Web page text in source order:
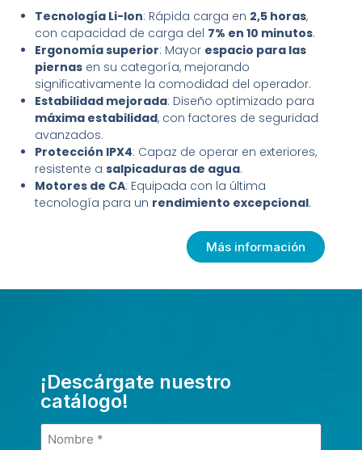
Tecnología Li-Ion: Rápida carga en 2,5 horas,
con capacidad de carga del 7% en 10 minutos.
Ergonomía superior: Mayor espacio para las
piernas en su categoría, mejorando
significativamente la comodidad del operador.
Estabilidad mejorada: Diseño optimizado para
máxima estabilidad, con factores de seguridad
avanzados.
Protección IPX4: Capaz de operar en exteriores,
resistente asalpicaduras de agua.
Motores de CA: Equipada con la última
tecnología para un rendimiento excepcional.
Más información
¡Descárgate nuestro
catálogo!